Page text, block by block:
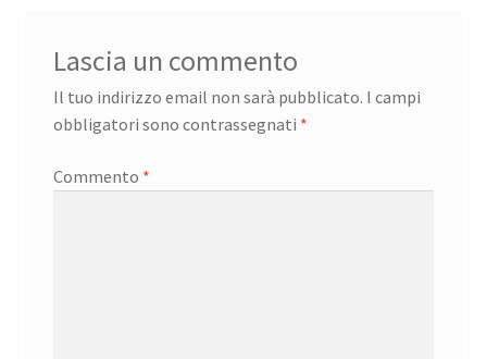
Lascia un commento
Il tuo indirizzo email non sarà pubblicato. I campi
obbligatori sono contrassegnati *
Commento *